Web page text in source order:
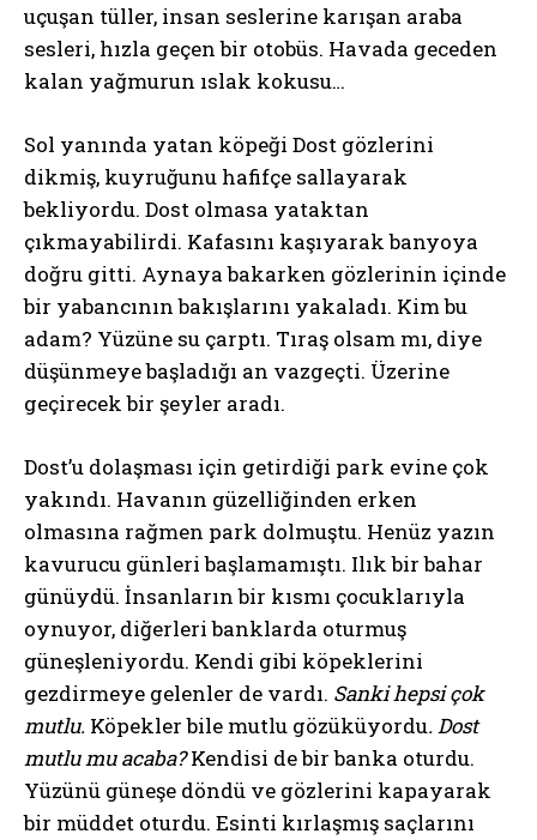
uçuşan tüller, insan seslerine karışan araba
sesleri, hızla geçen bir otobüs. Havada geceden
kalan yağmurun ıslak kokusu…
Sol yanında yatan köpeği Dost gözlerini
dikmiş, kuyruğunu hafifçe sallayarak
bekliyordu. Dost olmasa yataktan
çıkmayabilirdi. Kafasını kaşıyarak banyoya
doğru gitti. Aynaya bakarken gözlerinin içinde
bir yabancının bakışlarını yakaladı. Kim bu
adam? Yüzüne su çarptı. Tıraş olsam mı, diye
düşünmeye başladığı an vazgeçti. Üzerine
geçirecek bir şeyler aradı.
Dost’u dolaşması için getirdiği park evine çok
yakındı. Havanın güzelliğinden erken
olmasına rağmen park dolmuştu. Henüz yazın
kavurucu günleri başlamamıştı. Ilık bir bahar
günüydü. İnsanların bir kısmı çocuklarıyla
oynuyor, diğerleri banklarda oturmuş
güneşleniyordu. Kendi gibi köpeklerini
gezdirmeye gelenler de vardı. Sanki hepsi çok
mutlu. Köpekler bile mutlu gözüküyordu. Dost
mutlu mu acaba?Kendisi de bir banka oturdu.
Yüzünü güneşe döndü ve gözlerini kapayarak
bir müddet oturdu. Esinti kırlaşmış saçlarını